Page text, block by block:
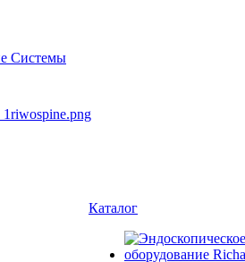
Каталог